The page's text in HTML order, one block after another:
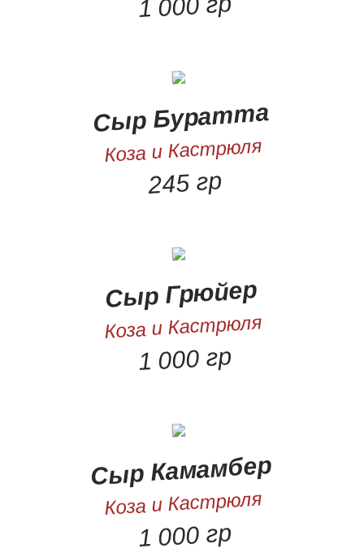
Сыр Буратта
Коза и Кастрюля
245 гр
Сыр Грюйер
Коза и Кастрюля
1 000 гр
Сыр Камамбер
Коза и Кастрюля
1 000 гр